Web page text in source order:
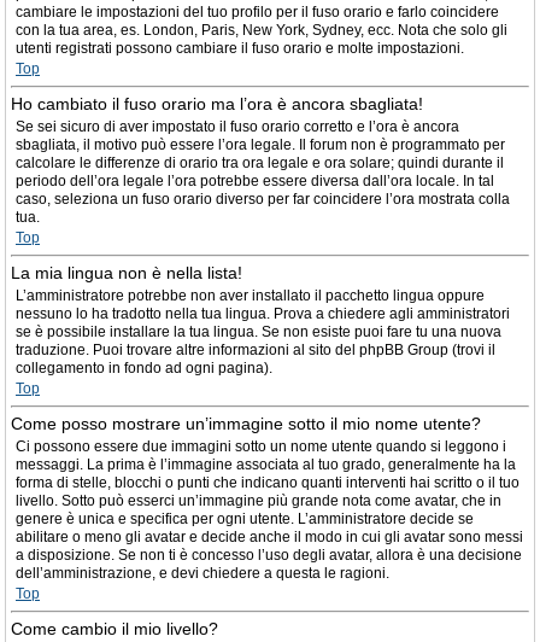
cambiare le impostazioni del tuo profilo per il fuso orario e farlo coincidere
con la tua area, es. London, Paris, New York, Sydney, ecc. Nota che solo gli
utenti registrati possono cambiare il fuso orario e molte impostazioni.
Top
Ho cambiato il fuso orario ma l’ora è ancora sbagliata!
Se sei sicuro di aver impostato il fuso orario corretto e l’ora è ancora
sbagliata, il motivo può essere l’ora legale. Il forum non è programmato per
calcolare le differenze di orario tra ora legale e ora solare; quindi durante il
periodo dell’ora legale l’ora potrebbe essere diversa dall’ora locale. In tal
caso, seleziona un fuso orario diverso per far coincidere l’ora mostrata colla
tua.
Top
La mia lingua non è nella lista!
L’amministratore potrebbe non aver installato il pacchetto lingua oppure
nessuno lo ha tradotto nella tua lingua. Prova a chiedere agli amministratori
se è possibile installare la tua lingua. Se non esiste puoi fare tu una nuova
traduzione. Puoi trovare altre informazioni al sito del phpBB Group (trovi il
collegamento in fondo ad ogni pagina).
Top
Come posso mostrare un’immagine sotto il mio nome utente?
Ci possono essere due immagini sotto un nome utente quando si leggono i
messaggi. La prima è l’immagine associata al tuo grado, generalmente ha la
forma di stelle, blocchi o punti che indicano quanti interventi hai scritto o il tuo
livello. Sotto può esserci un’immagine più grande nota come avatar, che in
genere è unica e specifica per ogni utente. L’amministratore decide se
abilitare o meno gli avatar e decide anche il modo in cui gli avatar sono messi
a disposizione. Se non ti è concesso l’uso degli avatar, allora è una decisione
dell’amministrazione, e devi chiedere a questa le ragioni.
Top
Come cambio il mio livello?